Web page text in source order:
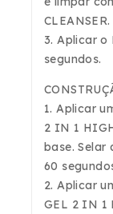
CLEANSER.
3. Aplicar o
segundos.
1. Aplicar
2 IN 1
base. Selar
60
2. Aplicar
GEL 2 IN 1